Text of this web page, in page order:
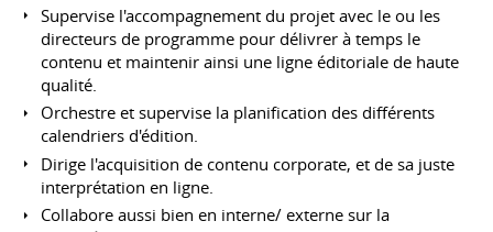
Supervise l'accompagnement du projet avec le ou les
directeurs de programme pour délivrer à temps le
contenu et maintenir ainsi une ligne éditoriale de haute
qualité.
Orchestre et supervise la planification des différents
calendriers d'édition.
Dirige l'acquisition de contenu corporate, et de sa juste
interprétation en ligne.
Collabore aussi bien en interne/ externe sur la